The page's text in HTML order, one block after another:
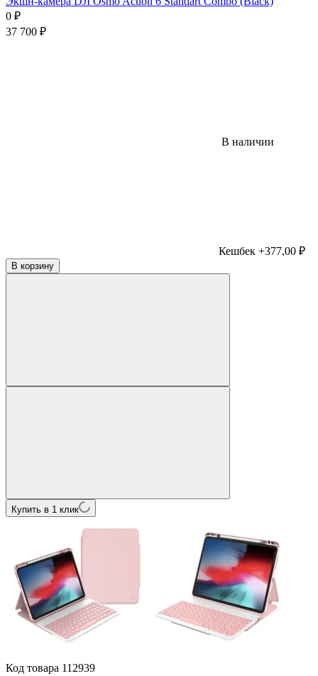
0 ₽
37 700 ₽
В наличии
Кешбек +377,00 ₽
В корзину
Купить в 1 клик
Код товара 112939